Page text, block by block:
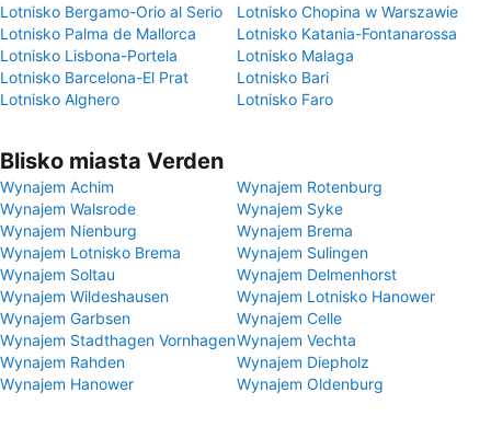
Lotnisko Bergamo-Orio al Serio
Lotnisko Chopina w Warszawie
Lotnisko Palma de Mallorca
Lotnisko Katania-Fontanarossa
Lotnisko Lisbona-Portela
Lotnisko Malaga
Lotnisko Barcelona-El Prat
Lotnisko Bari
Lotnisko Alghero
Lotnisko Faro
Blisko miasta Verden
Wynajem Achim
Wynajem Rotenburg
Wynajem Walsrode
Wynajem Syke
Wynajem Nienburg
Wynajem Brema
Wynajem Lotnisko Brema
Wynajem Sulingen
Wynajem Soltau
Wynajem Delmenhorst
Wynajem Wildeshausen
Wynajem Lotnisko Hanower
Wynajem Garbsen
Wynajem Celle
Wynajem Stadthagen VornhagenWynajem Vechta
Wynajem Rahden
Wynajem Diepholz
Wynajem Hanower
Wynajem Oldenburg